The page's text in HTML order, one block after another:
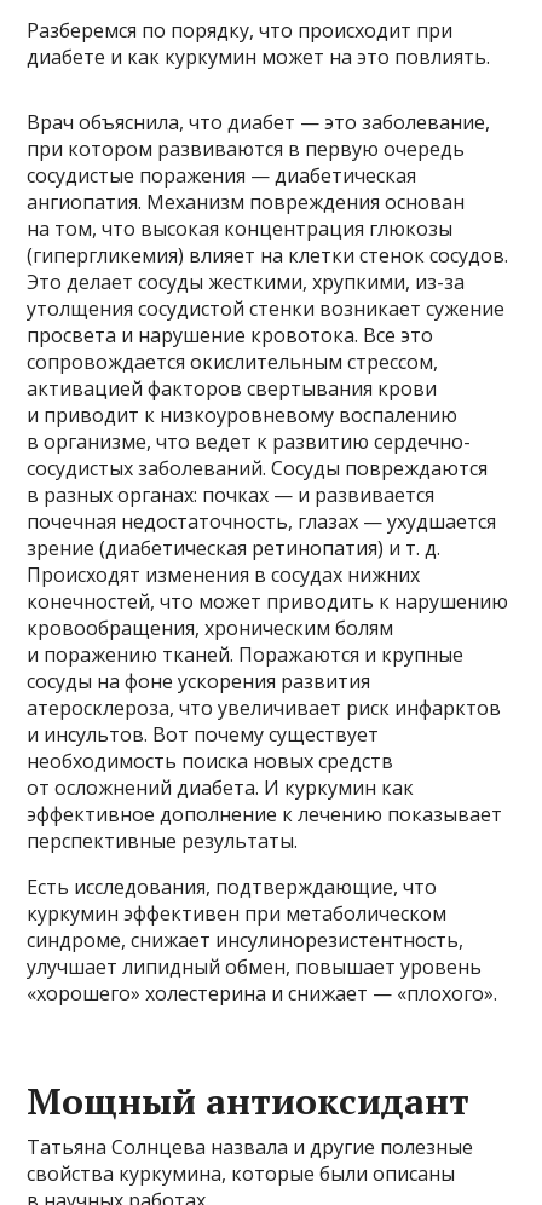
Разберемся по порядку, что происходит при
диабете и как куркумин может на это повлиять.
Врач объяснила, что диабет — это заболевание,
при котором развиваются в первую очередь
сосудистые поражения — диабетическая
ангиопатия. Механизм повреждения основан
на том, что высокая концентрация глюкозы
(гипергликемия) влияет на клетки стенок сосудов.
Это делает сосуды жесткими, хрупкими, из-за
утолщения сосудистой стенки возникает сужение
просвета и нарушение кровотока. Все это
сопровождается окислительным стрессом,
активацией факторов свертывания крови
и приводит к низкоуровневому воспалению
в организме, что ведет к развитию сердечно-
сосудистых заболеваний. Сосуды повреждаются
в разных органах: почках — и развивается
почечная недостаточность, глазах — ухудшается
зрение (диабетическая ретинопатия) и т. д.
Происходят изменения в сосудах нижних
конечностей, что может приводить к нарушению
кровообращения, хроническим болям
и поражению тканей. Поражаются и крупные
сосуды на фоне ускорения развития
атеросклероза, что увеличивает риск инфарктов
и инсультов. Вот почему существует
необходимость поиска новых средств
от осложнений диабета. И куркумин как
эффективное дополнение к лечению показывает
перспективные результаты.
Есть исследования, подтверждающие, что
куркумин эффективен при метаболическом
синдроме, снижает инсулинорезистентность,
улучшает липидный обмен, повышает уровень
«хорошего» холестерина и снижает — «плохого».
Мощный антиоксидант
Татьяна Солнцева назвала и другие полезные
свойства куркумина, которые были описаны